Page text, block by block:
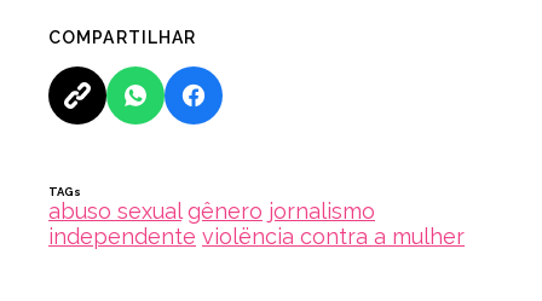
COMPARTILHAR
TAGs
abuso sexual gênero jornalismo
independente violëncia contra a mulher